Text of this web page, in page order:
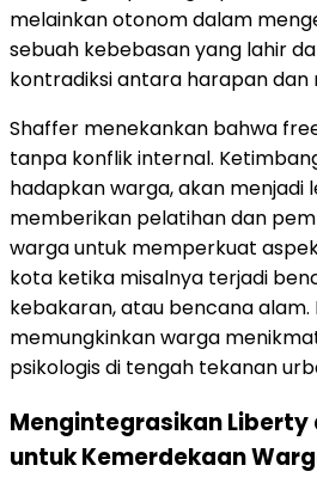
melainkan otonom dalam
sebuah kebebasan yang lahir
kontradiksi antara harapan dan
Shaffer menekankan bahwa
tanpa konflik internal.
hadapkan warga, akan menjadi
memberikan pelatihan dan
warga untuk memperkuat
kota ketika misalnya terjadi
kebakaran, atau bencana alam.
memungkinkan warga
psikologis di tengah tekanan
Mengintegrasikan Liberty
untuk Kemerdekaan